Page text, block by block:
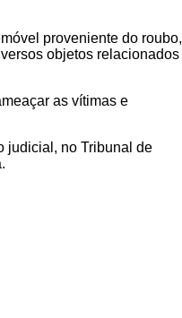
proveniente do roubo,
objetos relacionados
as vítimas e
judicial, no Tribunal de